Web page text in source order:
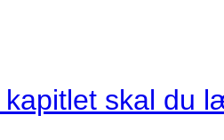
kapitlet skal du